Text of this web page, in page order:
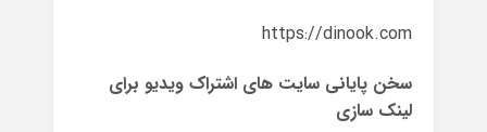
https://dinook.com
سخن پایانی سایت های اشتراک ویدیو برای
لینک سازی